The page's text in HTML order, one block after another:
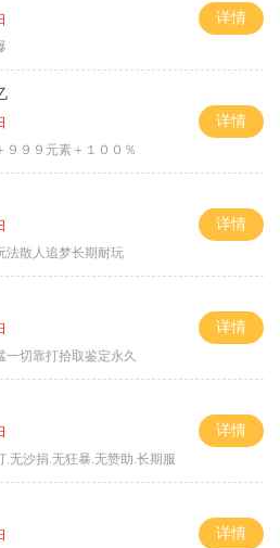
详情
９９９元素＋１００％
详情
法散人追梦长期耐玩
详情
一切靠打拾取鉴定永久
详情
.无沙捐.无狂暴.无赞助.长期服
详情
详情